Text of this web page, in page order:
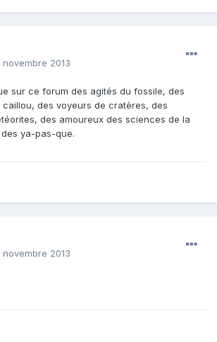
novembre 2013
sur ce forum des agités du fossile, des
des voyeurs de cratères, des
des amoureux des sciences de la
ya-pas-que.
novembre 2013